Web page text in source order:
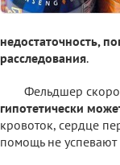
недостаточность,
расследования.
Фельдшер
гипотетически
кровоток, сердце
помощь не успевают